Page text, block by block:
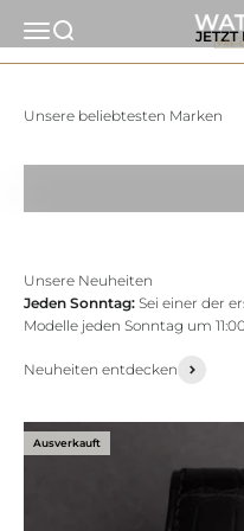
Navigationsmenü öffnen
Suche öffnen Watch
JETZT
Jeden Sonntag: Sei einer der
Modelle jeden Sonntag um
Neuheiten entdecken
Ausverkauft